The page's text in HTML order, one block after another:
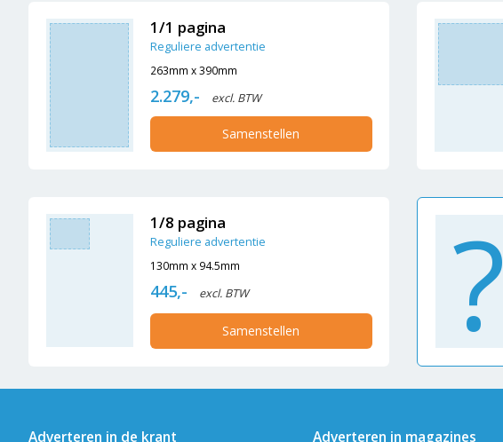
1/1 pagina
Reguliere advertentie
263mm x 390mm
2.279,- excl. BTW
Samenstellen
1/8 pagina
Reguliere advertentie
130mm x 94.5mm
445,- excl. BTW
Samenstellen ?
Adverteren in de krant Adverteren in magazines